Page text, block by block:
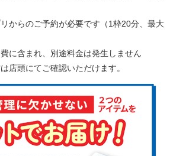
からのご予約が必要です（1枠20分、最大
に含まれ、別途料金は発生しません
店頭にてご確認いただけます。